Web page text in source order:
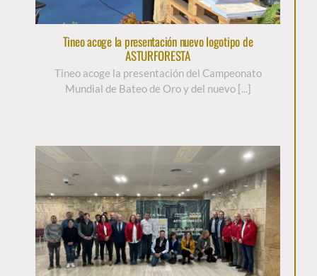
Tineo acoge la presentación nuevo logotipo de
ASTURFORESTA
Tineo acoge la presentación del Campeonato
Mundial de Bateo de Oro y del nuevo [...]